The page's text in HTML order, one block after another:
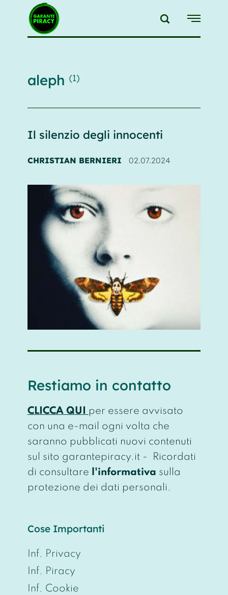
{{feedLink}}
aleph (1)
Il silenzio degli innocenti
CHRISTIAN BERNIERI 02.07.2024
Restiamo in contatto
CLICCA QUI per essere avvisato
con una e-mail ogni volta che
saranno pubblicati nuovi contenuti
sul sito garantepiracy.it - Ricordati
di consultare l'informativa sulla
protezione dei dati personali.
Cose Importanti
Inf. Privacy
Inf. Piracy
Inf. Cookie